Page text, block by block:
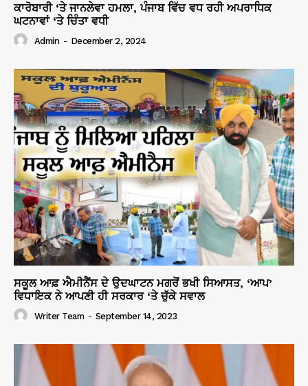
ਕਾਰੋਬਾਰੀ ‘ਤੇ ਜਾਨਲੇਵਾ ਹਮਲਾ, ਪੰਜਾਬ ਵਿੱਚ ਵਧ ਰਹੀ ਅਪਰਾਧਿਕ
ਘਟਨਾਵਾਂ ‘ਤੇ ਚਿੰਤਾ ਵਧੀ
Admin - December 2, 2024
ਸਕੂਲ ਆਫ਼ ਐਮੀਨੈਂਸ ਦੇ ਉਦਘਾਟਨ ਮਗਰੋਂ ਭਖੀ ਸਿਆਸਤ, ‘ਆਪ’
ਵਿਧਾਇਕ ਨੇ ਆਪਣੀ ਹੀ ਸਰਕਾਰ ‘ਤੇ ਚੁੱਕੇ ਸਵਾਲ
Writer Team - September 14, 2023